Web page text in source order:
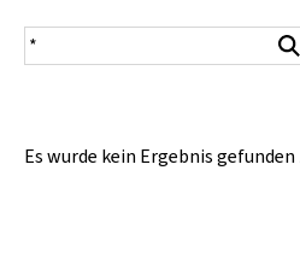
Suchergebnis
Es wurde kein Ergebnis gefunden